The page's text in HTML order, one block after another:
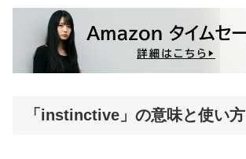
「instinctive」の意味と使い方